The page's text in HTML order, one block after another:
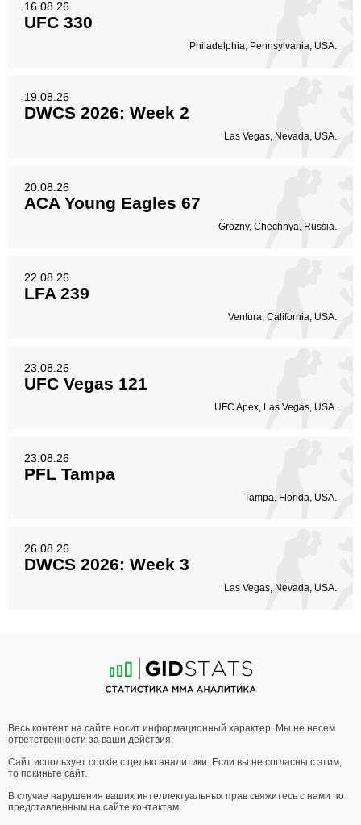
16.08.26
UFC 330
Philadelphia, Pennsylvania, USA.
19.08.26
DWCS 2026: Week 2
Las Vegas, Nevada, USA.
20.08.26
ACA Young Eagles 67
Grozny, Chechnya, Russia.
22.08.26
LFA 239
Ventura, California, USA.
23.08.26
UFC Vegas 121
UFC Apex, Las Vegas, USA.
23.08.26
PFL Tampa
Tampa, Florida, USA.
26.08.26
DWCS 2026: Week 3
Las Vegas, Nevada, USA.
Весь контент на сайте носит информационный характер. Мы не несем
ответственности за ваши действия.
Сайт использует cookie с целью аналитики. Если вы не согласны с этим,
то покиньте сайт.
В случае нарушения ваших интеллектуальных прав свяжитесь с нами по
представленным на сайте контактам.